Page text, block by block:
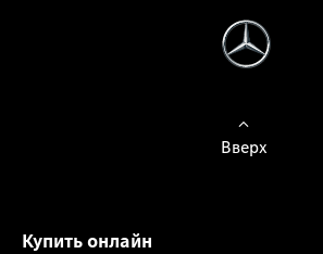
Вверх
Купить онлайн